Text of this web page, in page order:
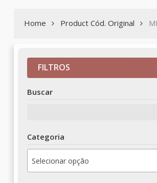
Home Product Cód. Original
FILTROS
Buscar
Categoria
Selecionar opção